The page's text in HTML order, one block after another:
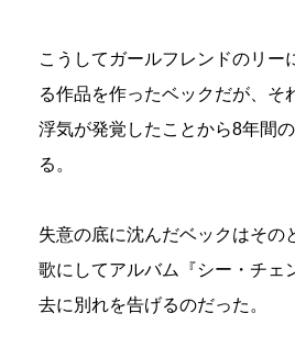
こうしてガールフレンドのリー
る作品を作ったベックだが、そ
浮気が発覚したことから8年間
る。
失意の底に沈んだベックはその
歌にしてアルバム『シー・チェ
去に別れを告げるのだった。